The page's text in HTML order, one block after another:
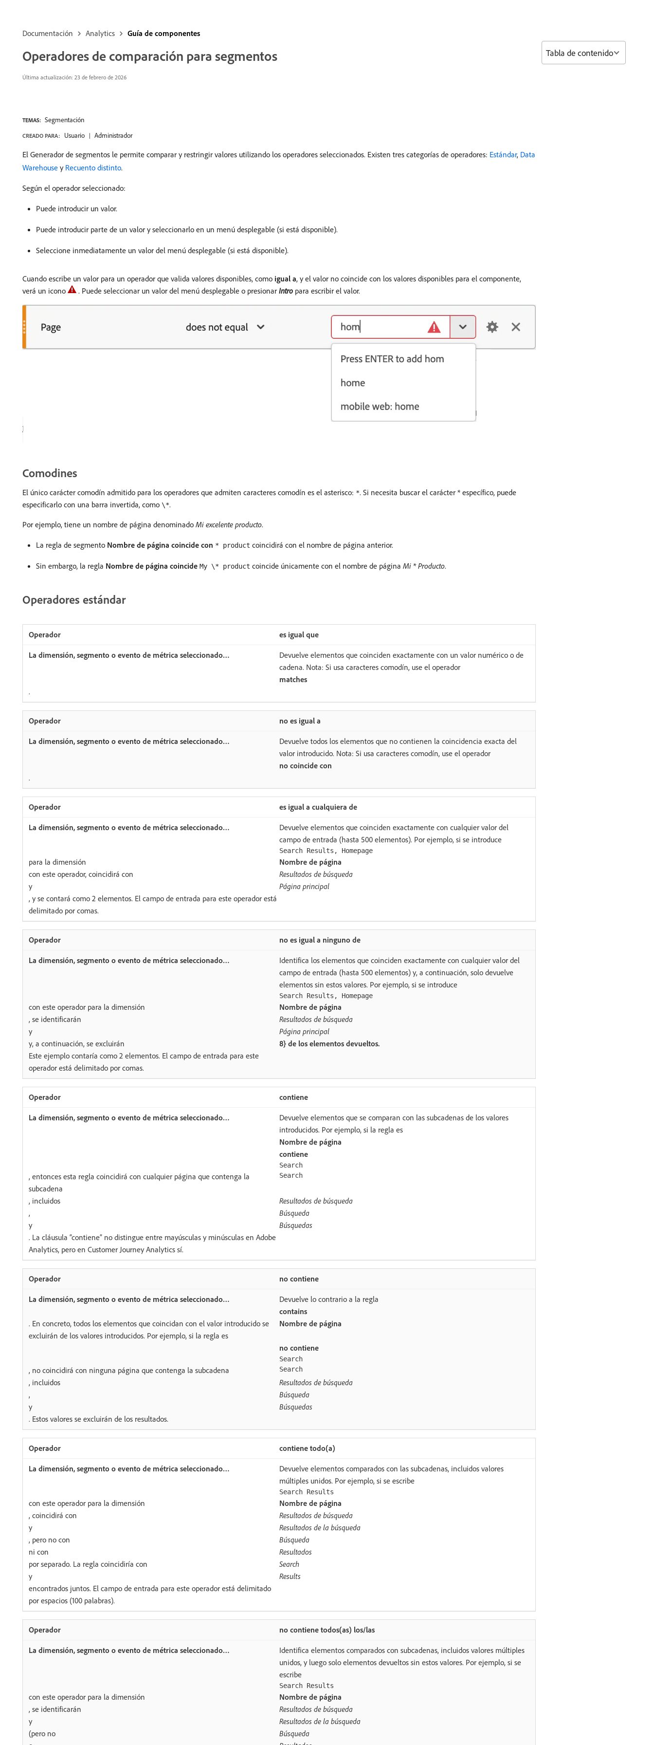
Documentación Analytics Guía de componentes
Operadores de comparación para segmentos
Última actualización: 23 de febrero de 2026
TEMAS: Segmentación
CREADO PARA: Usuario Administrador
El Generador de segmentos le permite comparar y restringir valores utilizando los operadores seleccionados. Existen tres categorías de operadores: Estándar, Data
Warehouse y Recuento distinto.
Según el operador seleccionado:
Puede introducir un valor.
Puede introducir parte de un valor y seleccionarlo en un menú desplegable (si está disponible).
Seleccione inmediatamente un valor del menú desplegable (si está disponible).
Cuando escribe un valor para un operador que valida valores disponibles, como igual a, y el valor no coincide con los valores disponibles para el componente,
verá un icono
. Puede seleccionar un valor del menú desplegable o presionar Intro para escribir el valor.
Comodines
El único carácter comodín admitido para los operadores que admiten caracteres comodín es el asterisco: *. Si necesita buscar el carácter * específico, puede
especificarlo con una barra invertida, como \*.
Por ejemplo, tiene un nombre de página denominado Mi excelente producto.
La regla de segmento Nombre de página coincide con * product coincidirá con el nombre de página anterior.
Sin embargo, la regla Nombre de página coincide My \* product coincide únicamente con el nombre de página Mi * Producto.
Operadores estándar
es igual que
Devuelve elementos que coinciden exactamente con un valor numérico o de
cadena. Nota: Si usa caracteres comodín, use el operador
matches
.
no es igual a
Devuelve todos los elementos que no contienen la coincidencia exacta del
valor introducido. Nota: Si usa caracteres comodín, use el operador
no coincide con
.
es igual a cualquiera de
Devuelve elementos que coinciden exactamente con cualquier valor del
campo de entrada (hasta 500 elementos). Por ejemplo, si se introduce
Search Results, Homepage
para la dimensión
Nombre de página
con este operador, coincidirá con
Resultados de búsqueda
y
Página principal
, y se contará como 2 elementos. El campo de entrada para este operador está
delimitado por comas.
no es igual a ninguno de
Identifica los elementos que coinciden exactamente con cualquier valor del
campo de entrada (hasta 500 elementos) y, a continuación, solo devuelve
elementos sin estos valores. Por ejemplo, si se introduce
Search Results, Homepage
con este operador para la dimensión
Nombre de página
, se identificarán
Resultados de búsqueda
y
Página principal
y, a continuación, se excluirán
8} de los elementos devueltos.
Este ejemplo contaría como 2 elementos. El campo de entrada para este
operador está delimitado por comas.
contiene
Devuelve elementos que se comparan con las subcadenas de los valores
introducidos. Por ejemplo, si la regla es
Nombre de página
contiene
Search
, entonces esta regla coincidirá con cualquier página que contenga la
subcadena
Search
, incluidos
Resultados de búsqueda
,
Búsqueda
y
Búsquedas
. La cláusula “contiene” no distingue entre mayúsculas y minúsculas en Adobe
Analytics, pero en Customer Journey Analytics sí.
no contiene
Devuelve lo contrario a la regla
contains
. En concreto, todos los elementos que coincidan con el valor introducido se
excluirán de los valores introducidos. Por ejemplo, si la regla es
Nombre de página
no contiene
Search
, no coincidirá con ninguna página que contenga la subcadena Search
, incluidos
Resultados de búsqueda
,
Búsqueda
y
Búsquedas
. Estos valores se excluirán de los resultados.
contiene todo(a)
Devuelve elementos comparados con las subcadenas, incluidos valores
múltiples unidos. Por ejemplo, si se escribe
Search Results
con este operador para la dimensión
Nombre de página
, coincidirá con
Resultados de búsqueda
y
Resultados de la búsqueda
, pero no con
Búsqueda
ni con
Resultados
por separado. La regla coincidiría con
Search
y
Results
encontrados juntos. El campo de entrada para este operador está delimitado
por espacios (100 palabras).
no contiene todos(as) los/las
Identifica elementos comparados con subcadenas, incluidos valores múltiples
unidos, y luego solo elementos devueltos sin estos valores. Por ejemplo, si se
escribe
Search Results
con este operador para la dimensión
Nombre de página
, se identificarán
Resultados de búsqueda
y
Resultados de la búsqueda
(pero no
Búsqueda
Tabla de contenido